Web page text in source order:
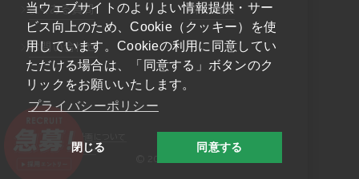
当ウェブサイトのよりよい情報提供・サー
ビス向上のため、Cookie（クッキー）を使
用しています。Cookieの利用に同意してい
ただける場合は、「同意する」ボタンのク
リックをお願いいたします。
プライバシーポリシー
閉じる 同意する
よくある質問 採用情報
お問い合わせ
プライバシーポリシー